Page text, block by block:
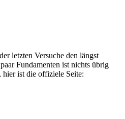
letzten Versuche den längst
Fundamenten ist nichts übrig
ist die offiziele Seite: